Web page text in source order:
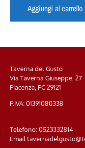
Aggiungi al carrello
Taverna del Gusto
Via Taverna Giuseppe, 27
Piacenza, PC29121
P.IVA: 01391080338
Telefono:0523332814
Email